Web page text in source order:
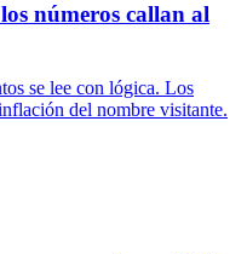
números callan al
se lee con lógica. Los
del nombre visitante.